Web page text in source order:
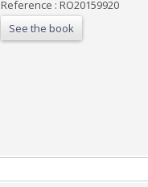
Reference : RO20159920
See the book